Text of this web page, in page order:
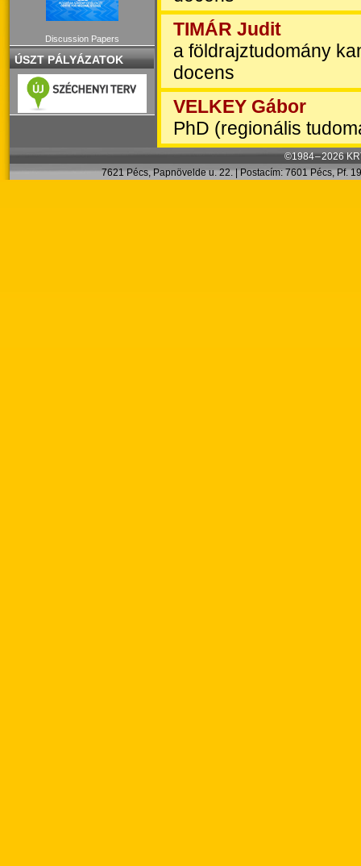
Discussion Papers
ÚSZT PÁLYÁZATOK
TIMÁR Judit
a földrajztudomány
docens
VELKEY Gábor
PhD (regionális
©1984 – 2026
7621 Pécs, Papnövelde u. 22. | Postacím: 7601 Pécs, Pf.